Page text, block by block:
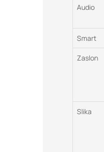
Audio
Smart
Zaslon
Slika